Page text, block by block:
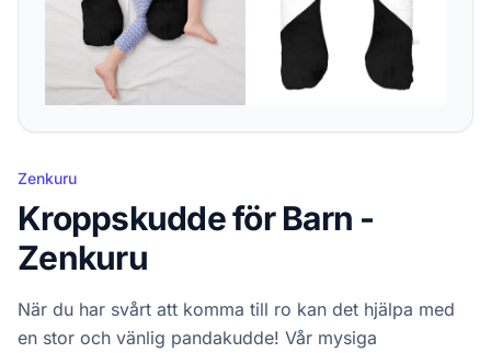
Zenkuru
Kroppskudde för Barn -
Zenkuru
När du har svårt att komma till ro kan det hjälpa med
en stor och vänlig pandakudde! Vår mysiga